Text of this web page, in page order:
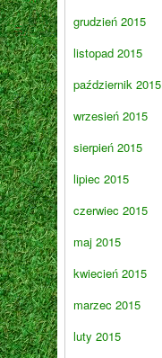
grudzień 2015
listopad 2015
październik 2015
wrzesień 2015
sierpień 2015
lipiec 2015
czerwiec 2015
maj 2015
kwiecień 2015
marzec 2015
luty 2015